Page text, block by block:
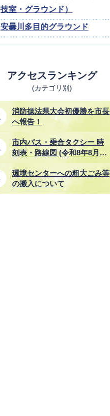
技室・グラウンド）
安曇川多目的グラウンド
アクセスランキング
(カテゴリ別)
消防操法県大会初優勝を市長
へ報告！
市内バス・乗合タクシー 時
刻表・路線図 (令和8年8月1
日改正)
環境センターへの粗大ごみ等
の搬入について